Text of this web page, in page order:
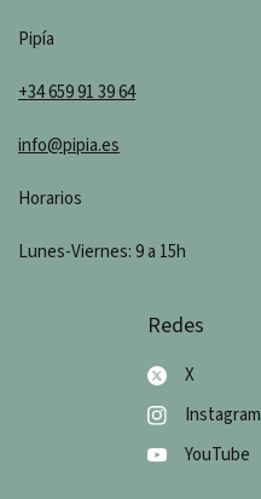
Pipía
+34 659 91 39 64
info@pipia.es
Horarios
Lunes-Viernes: 9 a 15h
Redes
X
Instagram
YouTube